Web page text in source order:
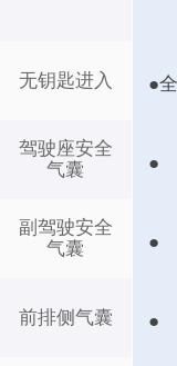
无钥匙进入
驾驶座安全
气囊
副驾驶安全
气囊
前排侧气囊
●
●
●
●